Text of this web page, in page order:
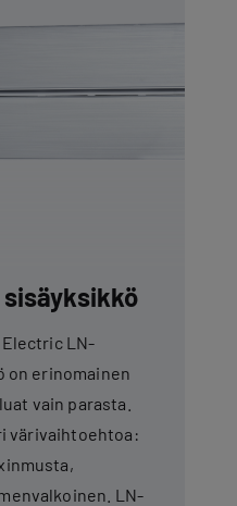
LN-
on erinomainen
vain parasta.
värivaihtoehtoa:
LN-